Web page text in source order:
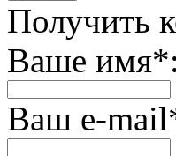
Получить
Ваше имя*:
Ваш e-mail